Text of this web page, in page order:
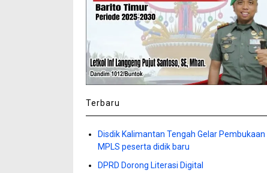
Terbaru
Disdik Kalimantan Tengah Gelar Pembukaan
MPLS peserta didik baru
DPRD Dorong Literasi Digital